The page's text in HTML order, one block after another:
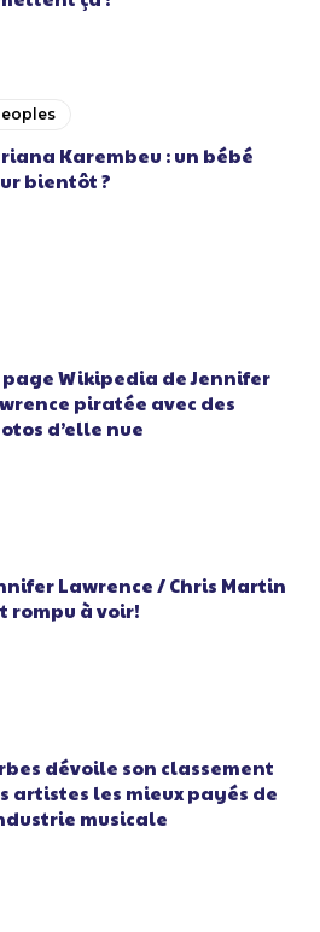
Karembeu : un bébé
bientôt ?
page Wikipedia de Jennifer
piratée avec des
d’elle nue
Lawrence / Chris Martin
rompu à voir!
dévoile son classement
artistes les mieux payés de
musicale